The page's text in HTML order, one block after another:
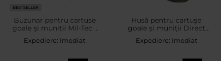
BESTSELLER
Buzunar pentru cartușe
goale și muniții Mil-Tec -
Expediere: Imediat
Husă pentru cartușe
goale și muniții Direct
Action Dump Pouch -
Ranger Green
Expediere: Imediat